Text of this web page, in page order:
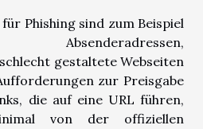
Phishing sind zum Beispiel
Absenderadressen,
gestaltete Webseiten
zur Preisgabe
die auf eine URL führen,
von der offiziellen